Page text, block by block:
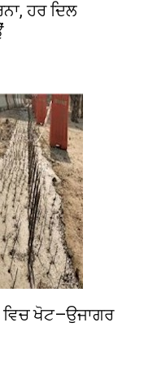
ਹਰ ਦਿਲ
ਵਿਚ ਖੋਟ—ਉਜਾਗਰ